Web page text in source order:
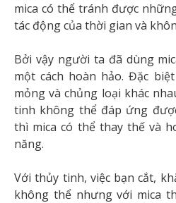
mica có thể tránh được
tác động của thời gian và
Bởi vậy người ta đã dùng
một cách hoàn hảo. Đặc
mỏng và chủng loại khác
tinh không thể đáp ứng
thì mica có thể thay thế và
năng.
Với thủy tinh, việc bạn cắt,
không thể nhưng với mica